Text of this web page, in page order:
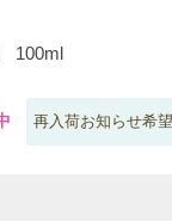
100ml
再入荷お知らせ希望